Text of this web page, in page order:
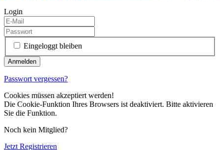
Login
Eingeloggt bleiben
Passwort vergessen?
Cookies müssen akzeptiert werden!
Die Cookie-Funktion Ihres Browsers ist deaktiviert. Bitte aktivieren
Sie die Funktion.
Noch kein Mitglied?
Jetzt Registrieren